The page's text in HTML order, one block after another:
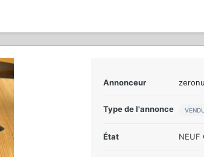
Annonceur
Type de l'annonce
État NEUF